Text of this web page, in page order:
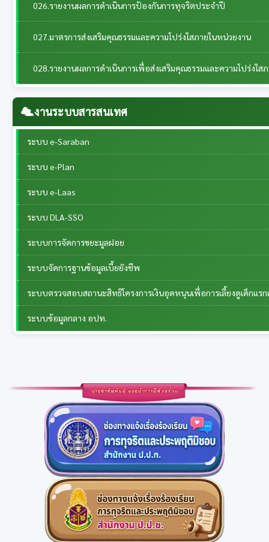
026.รายงานผลการดำเนินการป้องกันการทุจริตประจำปี
027.มาตรการส่งเสริมคุณธรรมและความโปร่งใสภายในหน่วยงาน
028.รายงานผลการดำเนินการเพื่อส่งเสริมคุณธรรมและความโปร่งใส
งานระบบสารสนเทศ
ระบบ e-Saraban
ระบบ e-Plan
ระบบ e-Laas
ระบบ DLA-SSO
ระบบการจัดการขยะมูลฝอย
ระบบจัดการฐานข้อมูลเบี้ยยังชีพ
ระบบตรวจสอบสถานะสิทธิโครงการเงินอุดหนุนเพื่อการเลี้ยงดูเด็กแรก
ระบบข้อมูลกลาง อปท.